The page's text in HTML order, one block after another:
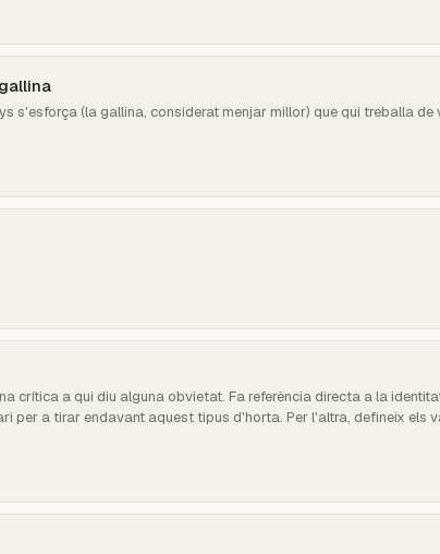
s'esforça (la gallina, considerat menjar millor) que qui treballa
crítica a qui diu alguna obvietat. Fa referència directa a la
per a tirar endavant aquest tipus d'horta. Per l'altra, defineix